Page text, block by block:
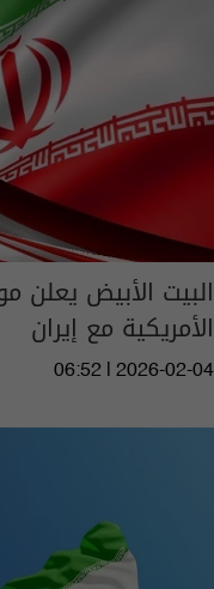
البيت الأبيض يعلن
الأمريكية مع إيران
06:52 | 2026-02-04